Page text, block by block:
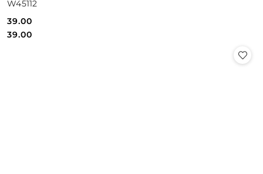
W45112
Cena:
39.00
Cena:
39.00